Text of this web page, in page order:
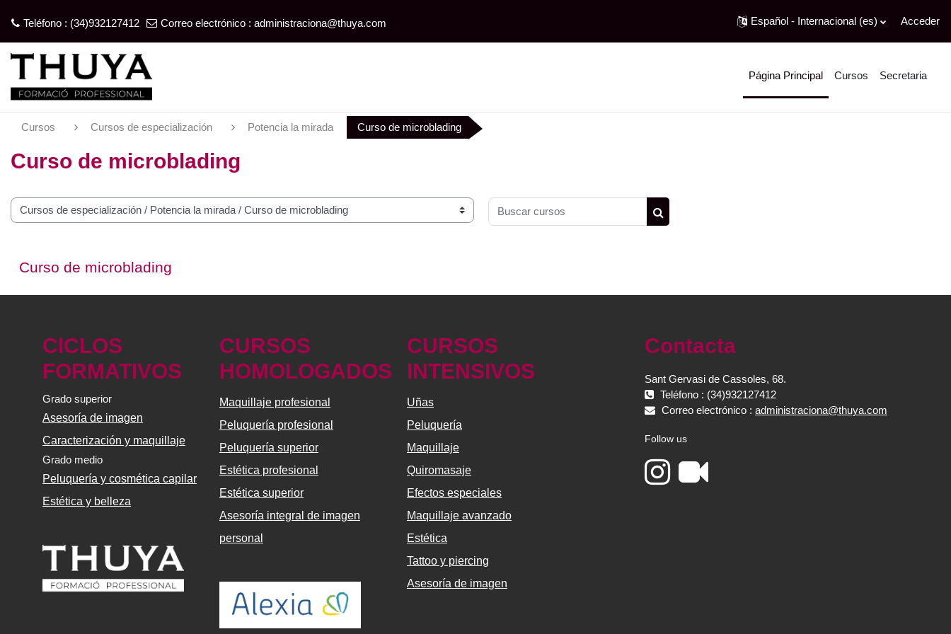
Teléfono : (34)932127412 Correo electrónico : administraciona@thuya.com Español - Internacional ‎(es)‎ Acceder
Página Principal Cursos Secretaria
Cursos Cursos de especialización Potencia la mirada Curso de microblading
Curso de microblading
Buscar cursos
Buscar cursos
Curso de microblading
CICLOS
FORMATIVOS
Grado superior
Asesoría de imagen
Caracterización y maquillaje
Grado medio
Peluquería y cosmética capilar
Estética y belleza
CURSOS
HOMOLOGADOS
Maquillaje profesional
Peluquería profesional
Peluquería superior
Estética profesional
Estética superior
Asesoría integral de imagen
personal
CURSOS
INTENSIVOS
Uñas
Peluquería
Maquillaje
Quiromasaje
Efectos especiales
Maquillaje avanzado
Estética
Tattoo y piercing
Asesoría de imagen
Contacta
Sant Gervasi de Cassoles, 68.
Teléfono : (34)932127412
Correo electrónico : administraciona@thuya.com
Follow us